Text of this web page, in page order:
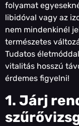
folyamat
libidóval vagy az
nem mindenkinél
természetes
Tudatos
vitalitás hosszú
érdemes figyelni!
1. Járj